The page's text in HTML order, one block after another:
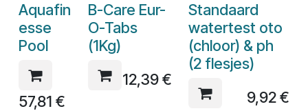
Aquafin
esse
Pool
57,81 €
B-Care Eur-
O-Tabs
(1Kg)
12,39€
Standaard
watertest oto
(chloor) & ph
(2 flesjes)
9,92€